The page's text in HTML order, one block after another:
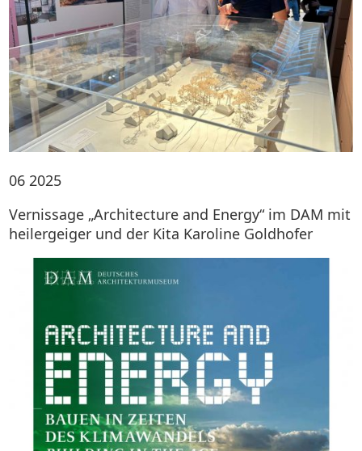
06 2025
Vernissage „Architecture and Energy“ im DAM mit
heilergeiger und der Kita Karoline Goldhofer